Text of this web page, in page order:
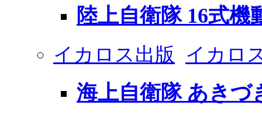
陸上自衛隊 16式機
イカロス出版 イカロ
海上自衛隊 あきづ